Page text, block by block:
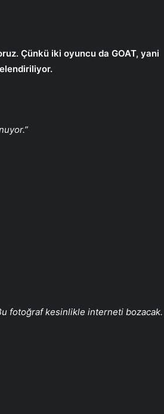
Çünkü iki oyuncu da GOAT, yani
fotoğraf kesinlikle interneti bozacak.